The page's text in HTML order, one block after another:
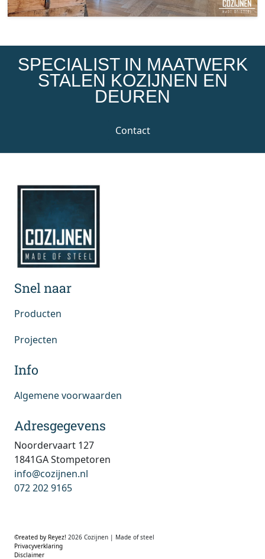
SPECIALIST IN MAATWERK
STALEN KOZIJNEN EN
DEUREN
Contact
Snel naar
Producten
Projecten
Info
Algemene voorwaarden
Adresgegevens
Noordervaart 127
1841GA Stompetoren
info@cozijnen.nl
072 202 9165
©reated by Reyez! 2026 Cozijnen | Made of steel
Privacyverklaring
Disclaimer